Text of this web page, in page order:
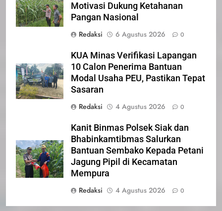
Motivasi Dukung Ketahanan
Pangan Nasional
Redaksi
6 Agustus 2026 0
KUA Minas Verifikasi Lapangan
10 Calon Penerima Bantuan
Modal Usaha PEU, Pastikan Tepat
Sasaran
Redaksi
4 Agustus 2026 0
Kanit Binmas Polsek Siak dan
Bhabinkamtibmas Salurkan
Bantuan Sembako Kepada Petani
Jagung Pipil di Kecamatan
Mempura
Redaksi
4 Agustus 2026 0
22
NORMAN SILITONGA CALEG
DPRD PROVINSI DKI JAKARTA
IKLAN
23
NURGARAHA HARPAL NOVTEN,
SH CALON ANGGOTA DPRD
1
Pimpinan Beserta Anggota DPRD
Kabupaten Siak Mengucapkan
Ke- 26
IKLAN